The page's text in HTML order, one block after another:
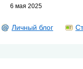
6 мая 2025
Личный блог